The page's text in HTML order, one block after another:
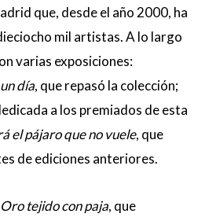
que, desde el año 2000, ha
mil artistas. A lo largo
varias exposiciones:
día, que repasó la colección;
a los premiados de esta
el pájaro que no vuele, que
de ediciones anteriores.
Oro tejido con paja, que